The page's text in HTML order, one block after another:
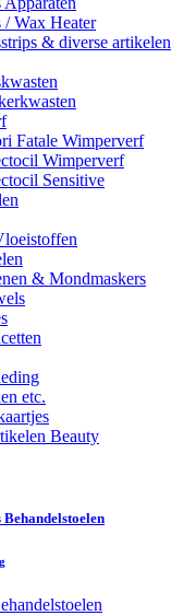
/ Wax Heater
& diverse artikelen
Fatale Wimperverf
Wimperverf
Sensitive
& Mondmaskers
etc.
Beauty
Behandelstoelen